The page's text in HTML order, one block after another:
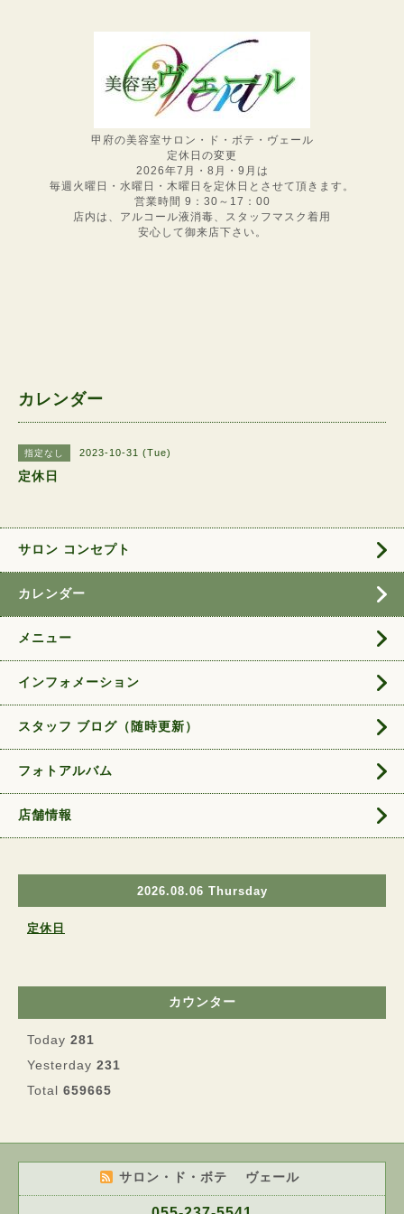
甲府の美容室サロン・ド・ボテ・ヴェール
定休日の変更
2026年7月・8月・9月は
毎週火曜日・水曜日・木曜日を定休日とさせて頂きます。
営業時間 9：30～17：00
店内は、アルコール液消毒、スタッフマスク着用
安心して御来店下さい。
カレンダー
指定なし 2023-10-31 (Tue)
定休日
サロン コンセプト
カレンダー
メニュー
インフォメーション
スタッフ ブログ（随時更新）
フォトアルバム
店舗情報
2026.08.06 Thursday
定休日
カウンター
Today 281
Yesterday 231
Total 659665
サロン・ド・ボテ ヴェール